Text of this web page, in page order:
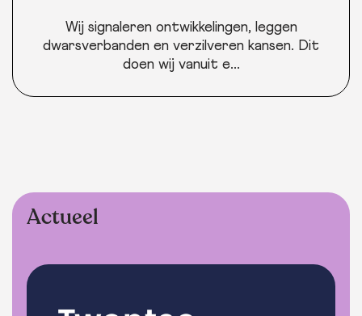
Wij signaleren ontwikkelingen, leggen
dwarsverbanden en verzilveren kansen. Dit
doen wij vanuit e...
Actueel